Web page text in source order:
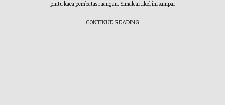
pintu kaca pembatas ruangan. Simak artikel ini sampai
CONTINUE READING